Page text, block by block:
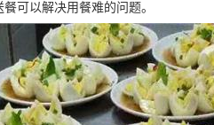
可以解决用餐难的问题。